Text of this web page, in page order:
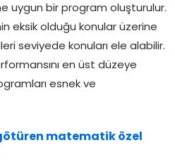
uygun bir program oluşturulur.
eksik olduğu konular üzerine
seviyede konuları ele alabilir.
en üst düzeye
esnek ve
matematik özel